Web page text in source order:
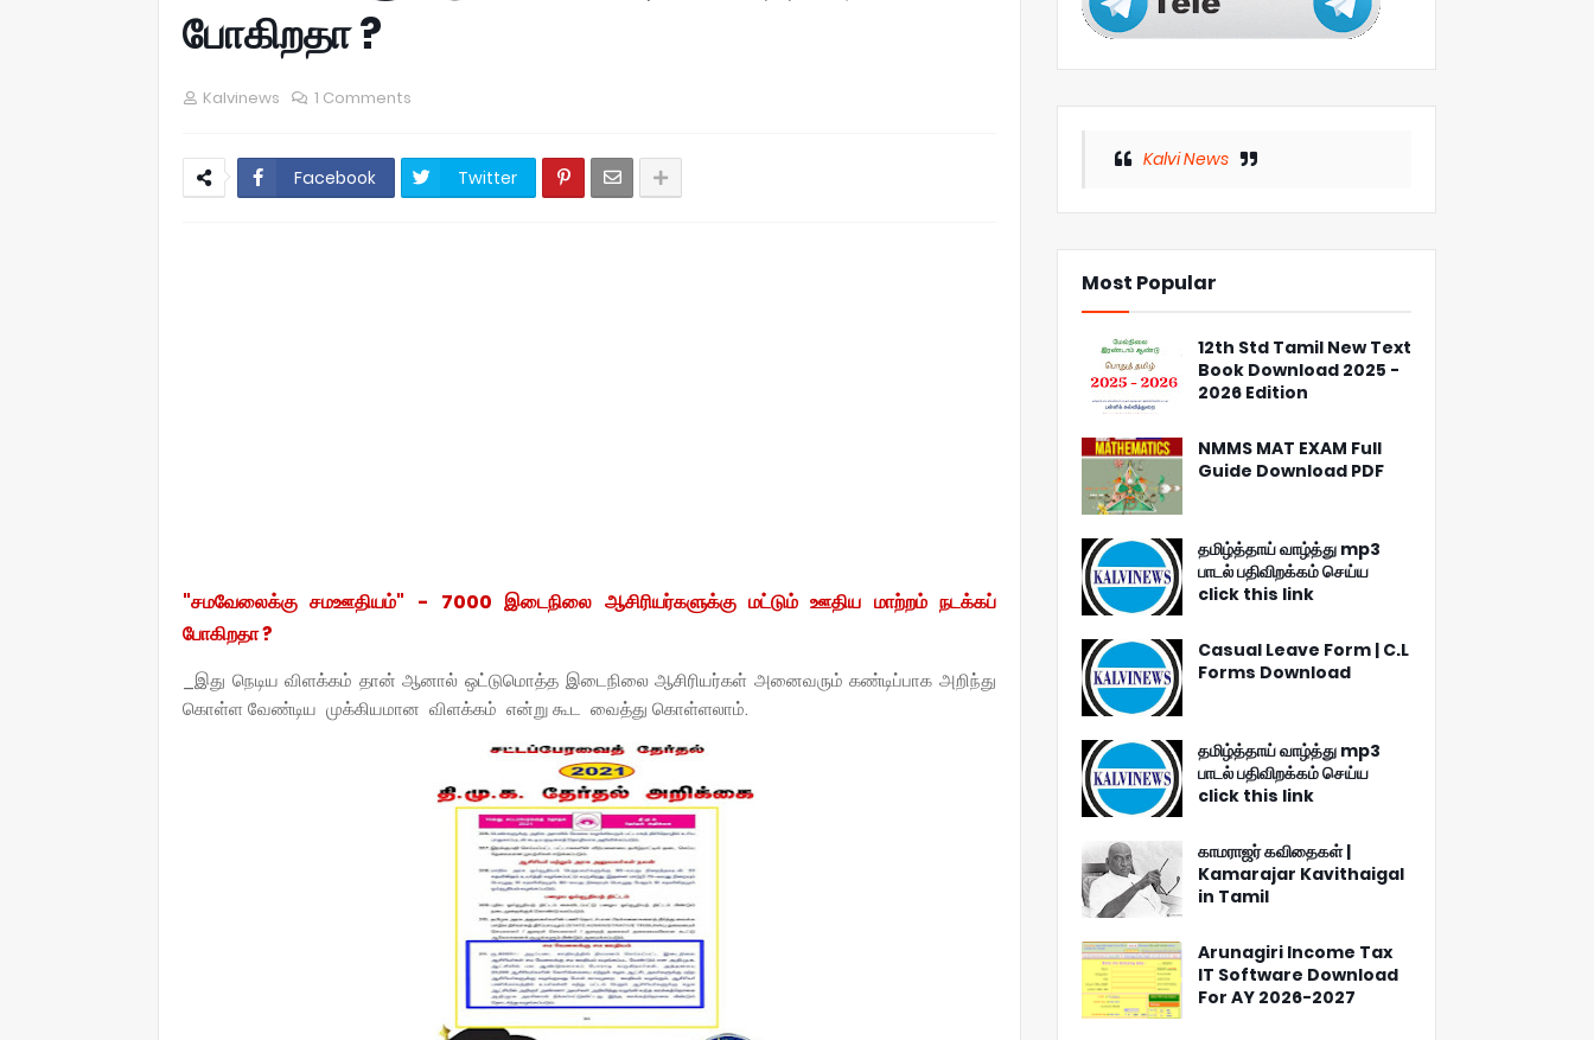
போகிறதா ?
Kalvinews 1 Comments
Facebook Twitter
"சமவேலைக்கு சமஊதியம்" - 7000 இடைநிலை ஆசிரியர்களுக்கு மட்டும் ஊதிய மாற்றம் நடக்கப்
போகிறதா ?
_இது நெடிய விளக்கம் தான் ஆனால் ஒட்டுமொத்த இடைநிலை ஆசிரியர்கள் அனைவரும் கண்டிப்பாக அறிந்து
கொள்ள வேண்டிய முக்கியமான விளக்கம் என்று கூட வைத்து கொள்ளலாம்.
Kalvi News
Most Popular
12th Std Tamil New Text
Book Download 2025 -
2026 Edition
NMMS MAT EXAM Full
Guide Download PDF
தமிழ்த்தாய் வாழ்த்து mp3
பாடல் பதிவிறக்கம் செய்ய
click this link
Casual Leave Form | C.L
Forms Download
தமிழ்த்தாய் வாழ்த்து mp3
பாடல் பதிவிறக்கம் செய்ய
click this link
காமராஜர் கவிதைகள் |
Kamarajar Kavithaigal
in Tamil
Arunagiri Income Tax
IT Software Download
For AY 2026-2027